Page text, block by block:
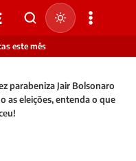
este mês
parabeniza Jair Bolsonaro
as eleições, entenda o que